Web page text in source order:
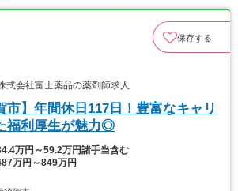
保存する
会社富士薬品の薬剤師求人
市】年間休日117日！豊富なキャリ
福利厚生が魅力◎
万円～59.2万円諸手当含む
万円～849万円